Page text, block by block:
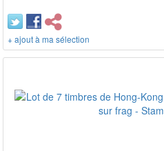
+ ajout à ma sélection